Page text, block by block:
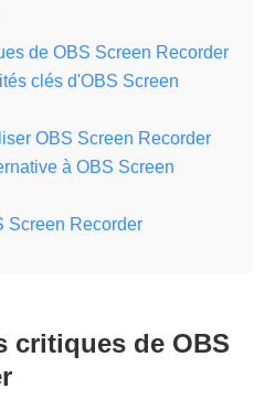
de OBS Screen Recorder
clés d'OBS Screen
OBS Screen Recorder
à OBS Screen
Screen Recorder
critiques de OBS